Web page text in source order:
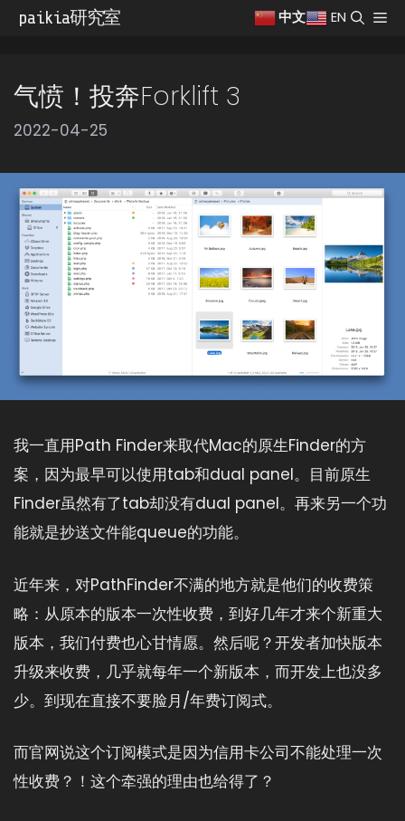
paikia研究室
菜
中文 EN
气愤！投奔Forklift 3
2022-04-25
我一直用Path Finder来取代Mac的原生Finder的方
案，因为最早可以使用tab和dual panel。目前原生
Finder虽然有了tab却没有dual panel。再来另一个功
能就是抄送文件能queue的功能。
近年来，对PathFinder不满的地方就是他们的收费策
略：从原本的版本一次性收费，到好几年才来个新重大
版本，我们付费也心甘情愿。然后呢？开发者加快版本
升级来收费，几乎就每年一个新版本，而开发上也没多
少。到现在直接不要脸月/年费订阅式。
而官网说这个订阅模式是因为信用卡公司不能处理一次
性收费？！这个牵强的理由也给得了？